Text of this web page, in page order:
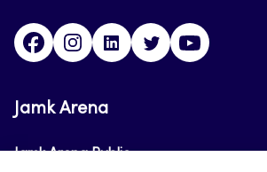
FacebookInstagramLinkedinTwitter
Jamk Arena
Jamk Arena Public